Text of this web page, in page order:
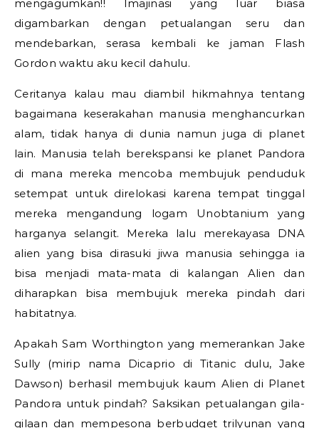
mengagumkan!! Imajinasi yang luar biasa
digambarkan dengan petualangan seru dan
mendebarkan, serasa kembali ke jaman Flash
Gordon waktu aku kecil dahulu.
Ceritanya kalau mau diambil hikmahnya tentang
bagaimana keserakahan manusia menghancurkan
alam, tidak hanya di dunia namun juga di planet
lain. Manusia telah berekspansi ke planet Pandora
di mana mereka mencoba membujuk penduduk
setempat untuk direlokasi karena tempat tinggal
mereka mengandung logam Unobtanium yang
harganya selangit. Mereka lalu merekayasa DNA
alien yang bisa dirasuki jiwa manusia sehingga ia
bisa menjadi mata-mata di kalangan Alien dan
diharapkan bisa membujuk mereka pindah dari
habitatnya.
Apakah Sam Worthington yang memerankan Jake
Sully (mirip nama Dicaprio di Titanic dulu, Jake
Dawson) berhasil membujuk kaum Alien di Planet
Pandora untuk pindah? Saksikan petualangan gila-
gilaan dan mempesona berbudget trilyunan yang